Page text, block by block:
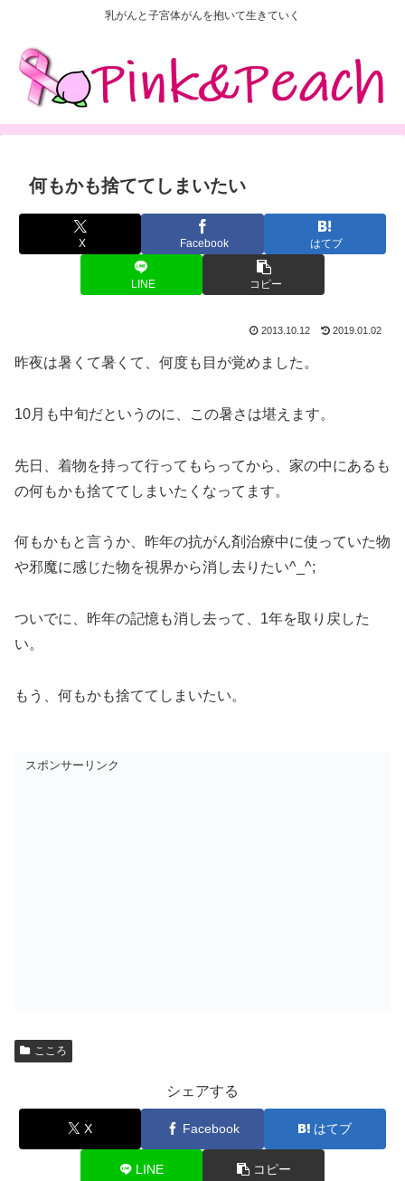
乳がんと子宮体がんを抱いて生きていく
何もかも捨ててしまいたい
X Facebook はてブ
LINE コピー
2013.10.12 2019.01.02
昨夜は暑くて暑くて、何度も目が覚めました。
10月も中旬だというのに、この暑さは堪えます。
先日、着物を持って行ってもらってから、家の中にあるも
の何もかも捨ててしまいたくなってます。
何もかもと言うか、昨年の抗がん剤治療中に使っていた物
や邪魔に感じた物を視界から消し去りたい^_^;
ついでに、昨年の記憶も消し去って、1年を取り戻した
い。
もう、何もかも捨ててしまいたい。
スポンサーリンク
こころ
シェアする
X Facebook はてブ
LINE コピー